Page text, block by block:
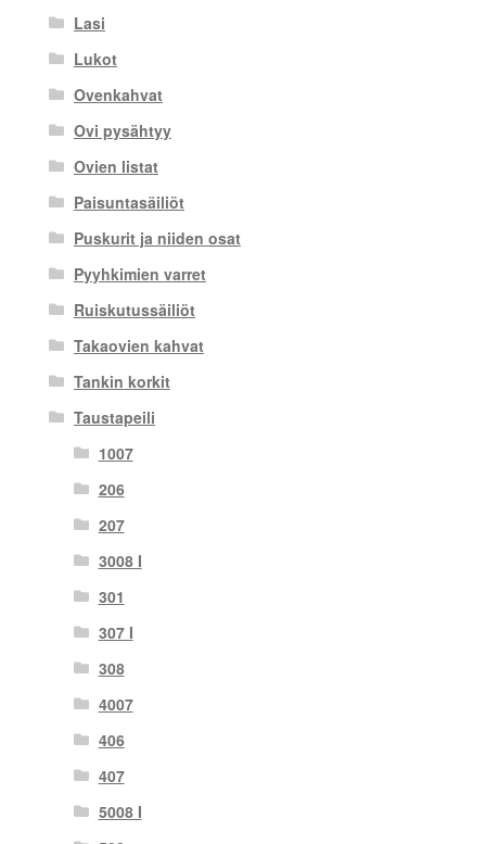
Lasi
Lukot
Ovenkahvat
Ovi pysähtyy
Ovien listat
Paisuntasäiliöt
Puskurit ja niiden osat
Pyyhkimien varret
Ruiskutussäiliöt
Takaovien kahvat
Tankin korkit
Taustapeili
1007
206
207
3008 I
301
307 I
308
4007
406
407
5008 I